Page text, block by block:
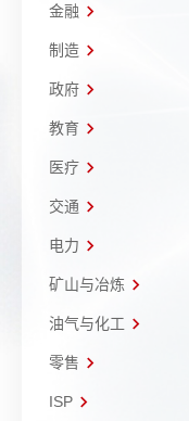
金融
制造
政府
教育
医疗
交通
电力
矿山与冶炼
油气与化工
零售
ISP